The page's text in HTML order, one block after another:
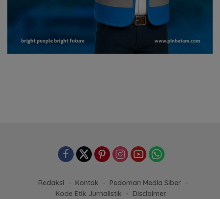
Redaksi Kontak
Pedoman Media Siber
Kode Etik Jurnalistik
Disclaimer